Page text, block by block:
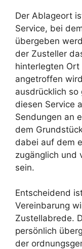
Der Ablageort
Service, bei
übergeben
der Zusteller
hinterlegten
angetroffen
ausdrücklich
diesen Service
Sendungen an
dem
dabei auf dem
zugänglich und
sein.
Entscheidend
Vereinbarung
Zustellabrede.
persönlich
der